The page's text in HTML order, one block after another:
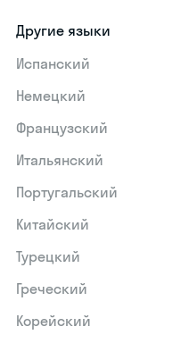
Другие языки
Испанский
Немецкий
Французский
Итальянский
Португальский
Китайский
Турецкий
Греческий
Корейский